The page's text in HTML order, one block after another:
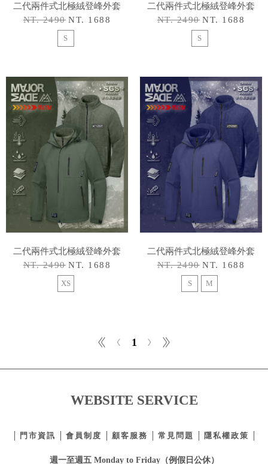
二代兩件式北極絨登峰外套
NT. 2490 NT. 1688
S
二代兩件式北極絨登峰外套
NT. 2490 NT. 1688
S
二代兩件式北極絨登峰外套
NT. 2490 NT. 1688
XS
二代兩件式北極絨登峰外套
NT. 2490 NT. 1688
S M
1
WEBSITE SERVICE
門市資訊 會員制度 顧客服務 常見問題 隱私權政策
週一至週五 Monday to Friday（例假日公休）